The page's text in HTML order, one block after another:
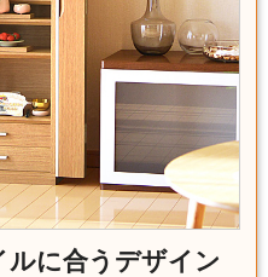
に合うデザイン